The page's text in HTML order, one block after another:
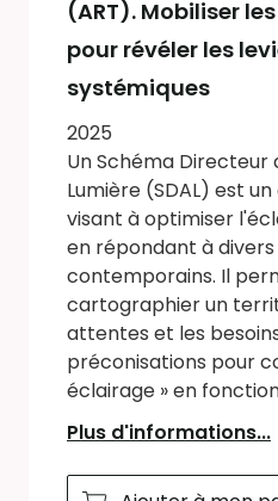
(ART). Mobiliser
pour révéler les
systémiques
2025
Un Schéma
Lumière (SDAL) est
visant à optimiser
en répondant à divers
contemporains. Il
cartographier un
attentes et les
préconisations pour
éclairage » en
Plus d'informations...